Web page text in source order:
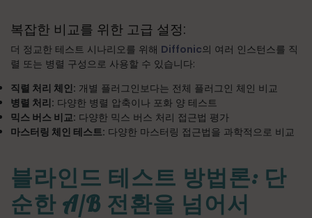
복잡한 비교를 위한 고급 설정:
더 정교한 테스트 시나리오를 위해 Diffonic의 여러 인스턴스를 직
렬 또는 병렬 구성으로 사용할 수 있습니다:
직렬 처리 체인: 개별 플러그인보다는 전체 플러그인 체인 비교
병렬 처리: 다양한 병렬 압축이나 포화 양 테스트
믹스 버스 비교: 다양한 믹스 버스 처리 접근법 평가
마스터링 체인 테스트: 다양한 마스터링 접근법을 과학적으로 비교
블라인드 테스트 방법론: 단
순한 A/B 전환을 넘어서